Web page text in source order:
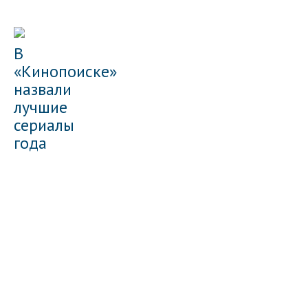
В
«Кинопоиске»
назвали
лучшие
сериалы
года